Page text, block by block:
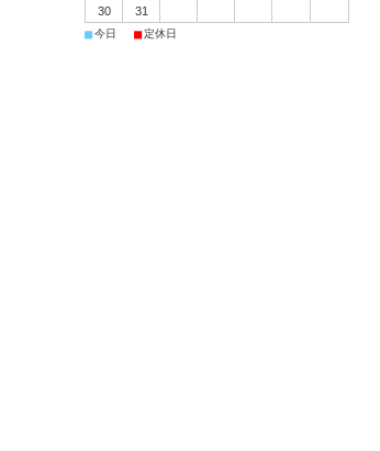
30
31
■今日 ■定休日